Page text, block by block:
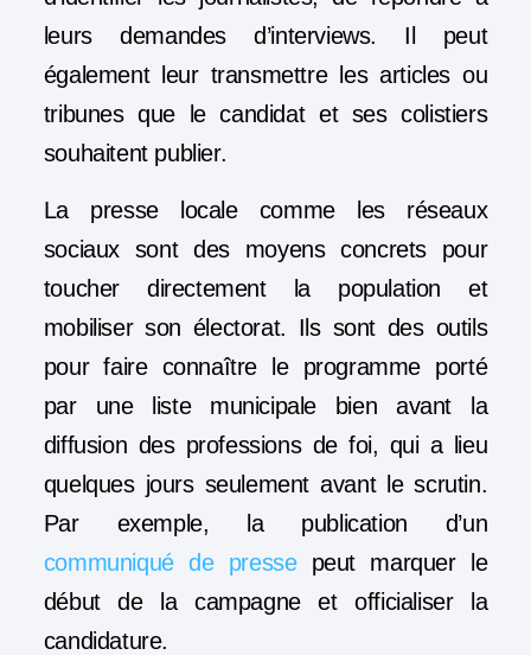
leurs demandes d’interviews. Il peut
également leur transmettre les articles ou
tribunes que le candidat et ses colistiers
souhaitent publier.
La presse locale comme les réseaux
sociaux sont des moyens concrets pour
toucher directement la population et
mobiliser son électorat. Ils sont des outils
pour faire connaître le programme porté
par une liste municipale bien avant la
diffusion des professions de foi, qui a lieu
quelques jours seulement avant le scrutin.
Par exemple, la publication d’un
communiqué de pressepeut marquer le
début de la campagne et officialiser la
candidature.